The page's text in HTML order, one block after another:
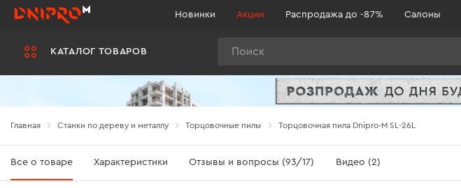
КАТАЛОГ ТОВАРОВ
Новинки Акции Распродажа до -87% Салоны
Главная Станки по дереву и металлу Торцовочные пилы Торцовочная пила Dnipro-M SL-26L
Все о товаре Характеристики Отзывы и вопросы (93/17) Видео (2)